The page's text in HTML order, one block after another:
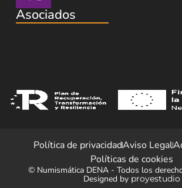
Asociados
Política de privacidadAviso Legal
Políticas de cookies
© Numismática DENA - Todos los
Designed by proyestudio